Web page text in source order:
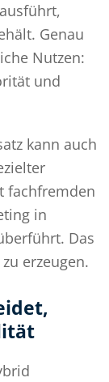
Genau
Nutzen:
und
kann auch
fachfremden
in
Das
erzeugen.